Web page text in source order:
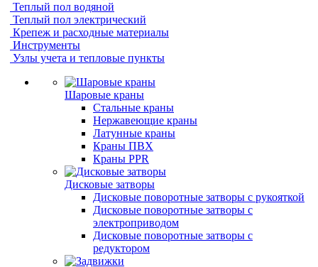
Теплый пол водяной
Теплый пол электрический
Крепеж и расходные материалы
Инструменты
Узлы учета и тепловые пункты
Шаровые краны
Стальные краны
Нержавеющие краны
Латунные краны
Краны ПВХ
Краны PPR
Дисковые затворы
Дисковые поворотные затворы с рукояткой
Дисковые поворотные затворы с
электроприводом
Дисковые поворотные затворы с
редуктором